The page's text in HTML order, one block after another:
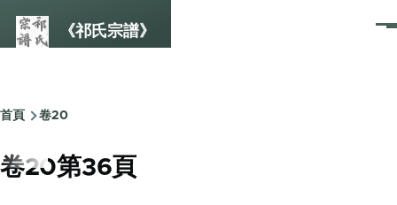
《祁氏宗譜》
選
Breadcrumb
首頁 卷20
卷20第36頁